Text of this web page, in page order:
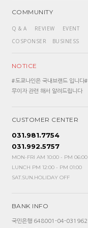
COMMUNITY
Q & A REVIEW
EVENT
COSPONSER
BUSINESS
NOTICE
#도쿄나인은 국내브랜드 입니다#
무이자 관련 해서 알려드립니다
CUSTOMER CENTER
031.981.7754
031.992.5757
MON-FRI AM 10:00 - PM 06:00
LUNCH PM 12:00 - PM 01:00
SAT.SUN.HOLIDAY OFF
BANK INFO
국민은행 648001-04-031962